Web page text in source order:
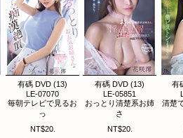
有碼 DVD (13)
LE-07070
毎朝テレビで見るお
っ
NT$20.
有碼 DVD (13)
LE-05851
おっとり清楚系お姉
さ
NT$20.
有
清楚